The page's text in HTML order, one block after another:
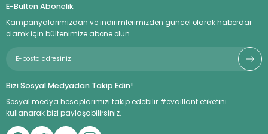
E-Bülten Abonelik
Kampanyalarımızdan ve indirimlerimizden güncel olarak haberdar
olamk için bültenimize abone olun.
Bizi Sosyal Medyadan Takip Edin!
Sosyal medya hesaplarımızı takip edebilir #evaillant etiketini
kullanarak bizi paylaşabilirsiniz.